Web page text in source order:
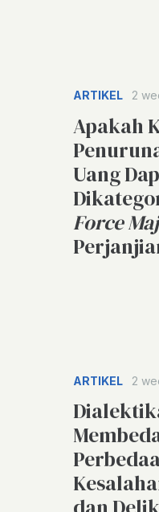
ARTIKEL 2
Apakah
Uang
Force
ARTIKEL 2